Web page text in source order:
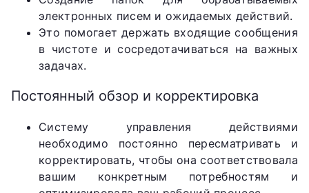
электронных писем и ожидаемых действий.
Это помогает держать входящие сообщения
в чистоте и сосредотачиваться на важных
задачах.
Постоянный обзор и корректировка
Систему управления действиями
необходимо постоянно пересматривать и
корректировать, чтобы она соответствовала
вашим конкретным потребностям и